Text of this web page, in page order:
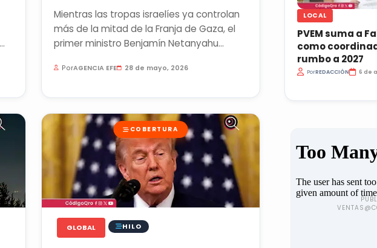
Mientras las tropas israelíes ya controlan
más de la mitad de la Franja de Gaza, el
primer ministro Benjamín Netanyahu
PorAGENCIA EFE 28 de mayo, 2026
COBERTURA
GLOBAL HILO
LOCAL
PVEM suma a
como
rumbo a 2027
PorREDACCIÓN 6 de